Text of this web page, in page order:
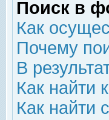
Поиск в
Как
Почему
В
Как найти
Как найти